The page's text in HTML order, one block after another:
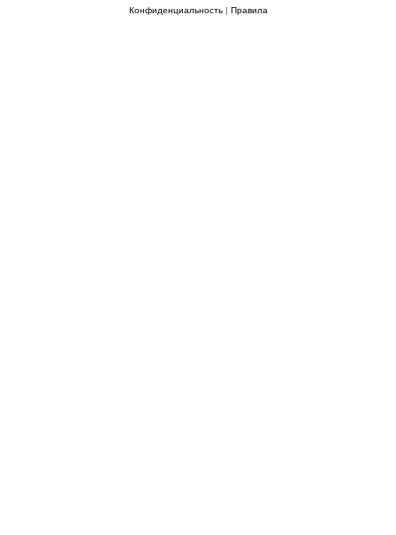
Конфиденциальность| Правила